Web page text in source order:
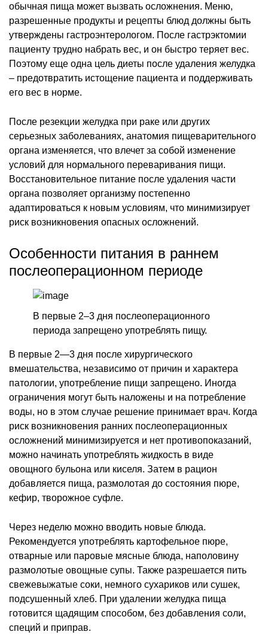
обычная пища может вызвать осложнения. Меню,
разрешенные продукты и рецепты блюд должны быть
утверждены гастроэнтерологом. После гастрэктомии
пациенту трудно набрать вес, и он быстро теряет вес.
Поэтому еще одна цель диеты после удаления желудка
– предотвратить истощение пациента и поддерживать
его вес в норме.
После резекции желудка при раке или других
серьезных заболеваниях, анатомия пищеварительного
органа изменяется, что влечет за собой изменение
условий для нормального переваривания пищи.
Восстановительное питание после удаления части
органа позволяет организму постепенно
адаптироваться к новым условиям, что минимизирует
риск возникновения опасных осложнений.
Особенности питания в раннем
послеоперационном периоде
В первые 2–3 дня послеоперационного
периода запрещено употреблять пищу.
В первые 2—3 дня после хирургического
вмешательства, независимо от причин и характера
патологии, употребление пищи запрещено. Иногда
ограничения могут быть наложены и на потребление
воды, но в этом случае решение принимает врач. Когда
риск возникновения ранних послеоперационных
осложнений минимизируется и нет противопоказаний,
можно начинать употреблять жидкость в виде
овощного бульона или киселя. Затем в рацион
добавляется пища, размолотая до состояния пюре,
кефир, творожное суфле.
Через неделю можно вводить новые блюда.
Рекомендуется употреблять картофельное пюре,
отварные или паровые мясные блюда, наполовину
размолотые овощные супы. Также разрешается пить
свежевыжатые соки, немного сухариков или сушек,
подсушенный хлеб. При удалении желудка пища
готовится щадящим способом, без добавления соли,
специй и приправ.